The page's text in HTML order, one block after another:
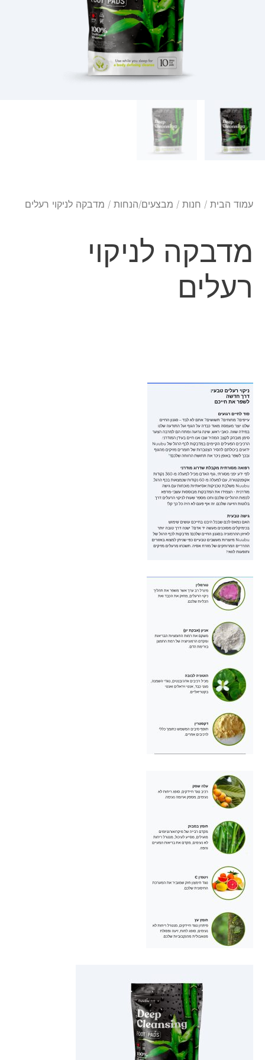
עמוד הבית / חנות / מבצעים/הנחות / מדבקה לניקוי רעלים
מדבקה לניקוי
רעלים